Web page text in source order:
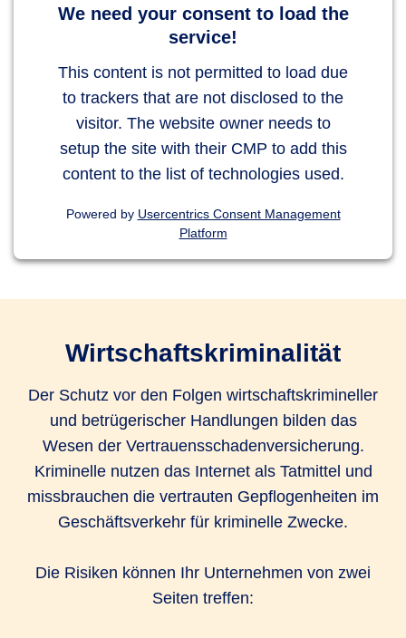
We need your consent to load the
service!
This content is not permitted to load due
to trackers that are not disclosed to the
visitor. The website owner needs to
setup the site with their CMP to add this
content to the list of technologies used.
Powered by Usercentrics Consent Management
Platform
Wirtschaftskriminalität
Der Schutz vor den Folgen wirtschaftskrimineller
und betrügerischer Handlungen bilden das
Wesen der Vertrauensschadenversicherung.
Kriminelle nutzen das Internet als Tatmittel und
missbrauchen die vertrauten Gepflogenheiten im
Geschäftsverkehr für kriminelle Zwecke.
Die Risiken können Ihr Unternehmen von zwei
Seiten treffen: